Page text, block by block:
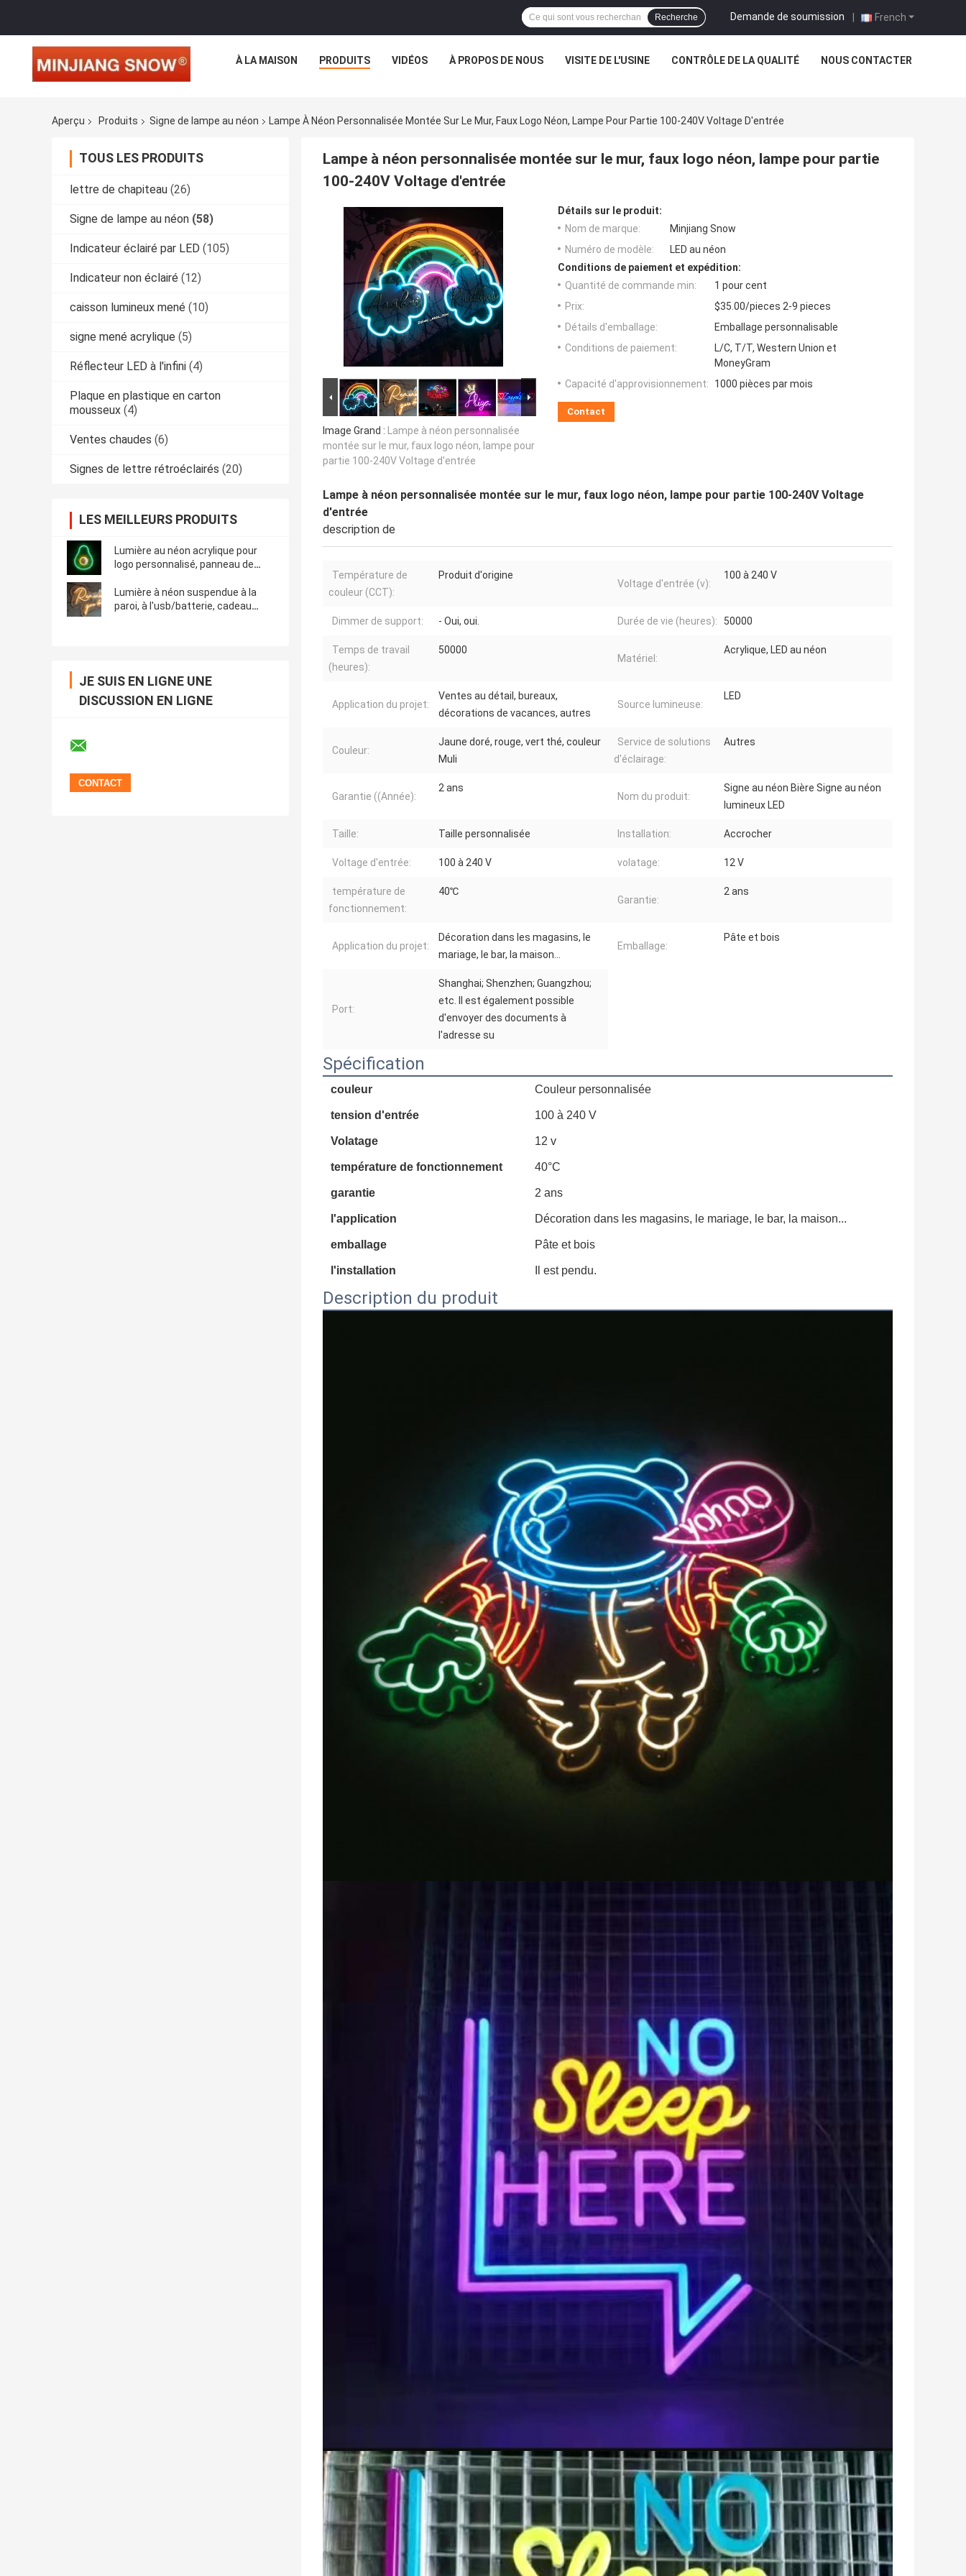
French
Demande de soumission |
Recherche
À LA MAISON PRODUITS VIDÉOS À PROPOS DE NOUS VISITE DE L'USINE CONTRÔLE DE LA QUALITÉ NOUS CONTACTER
Aperçu Produits Signe de lampe au néon Lampe À Néon Personnalisée Montée Sur Le Mur, Faux Logo Néon, Lampe Pour Partie 100-240V Voltage D'entrée
TOUS LES PRODUITS
lettre de chapiteau (26)
Signe de lampe au néon (58)
Indicateur éclairé par LED (105)
Indicateur non éclairé (12)
caisson lumineux mené (10)
signe mené acrylique (5)
Réflecteur LED à l'infini (4)
Plaque en plastique en carton
mousseux (4)
Ventes chaudes (6)
Signes de lettre rétroéclairés (20)
LES MEILLEURS PRODUITS
Lumière au néon acrylique pour
logo personnalisé, panneau de
Lumière à néon suspendue à la
paroi, à l'usb/batterie, cadeau
JE SUIS EN LIGNE UNE
DISCUSSION EN LIGNE
Lampe à néon personnalisée montée sur le mur, faux logo néon, lampe pour partie
100-240V Voltage d'entrée
Image Grand : Lampe à néon personnalisée
montée sur le mur, faux logo néon, lampe pour
partie 100-240V Voltage d'entrée
Détails sur le produit:
Nom de marque:
Minjiang Snow
Numéro de modèle:
LED au néon
Conditions de paiement et expédition:
Quantité de commande min:
1 pour cent
Prix:
$35.00/pieces 2-9 pieces
Détails d'emballage:
Emballage personnalisable
Conditions de paiement:
L/C, T/T, Western Union et
MoneyGram
Capacité d'approvisionnement:
1000 pièces par mois
Contact
Lampe à néon personnalisée montée sur le mur, faux logo néon, lampe pour partie 100-240V Voltage
d'entrée
description de
Température de
couleur (CCT):
Produit d'origine
Voltage d'entrée (v):
100 à 240 V
Dimmer de support: - Oui, oui. Durée de vie (heures): 50000
Temps de travail
(heures):
50000
Matériel:
Acrylique, LED au néon
Application du projet:
Ventes au détail, bureaux,
décorations de vacances, autres
Source lumineuse:
LED
Couleur:
Jaune doré, rouge, vert thé, couleur
Muli
Service de solutions
d'éclairage:
Autres
Garantie ((Année):
2 ans
Nom du produit:
Signe au néon Bière Signe au néon
lumineux LED
Taille: Taille personnalisée Installation: Accrocher
Voltage d'entrée: 100 à 240 V volatage: 12 V
température de
fonctionnement:
40℃
Garantie:
2 ans
Application du projet:
Décoration dans les magasins, le
mariage, le bar, la maison...
Emballage:
Pâte et bois
Port:
Shanghai; Shenzhen; Guangzhou;
etc. Il est également possible
d'envoyer des documents à
l'adresse su
Spécification
couleur Couleur personnalisée
tension d'entrée 100 à 240 V
Volatage 12 v
température de fonctionnement 40°C
garantie 2 ans
l'application Décoration dans les magasins, le mariage, le bar, la maison...
emballage Pâte et bois
l'installation Il est pendu.
Description du produit